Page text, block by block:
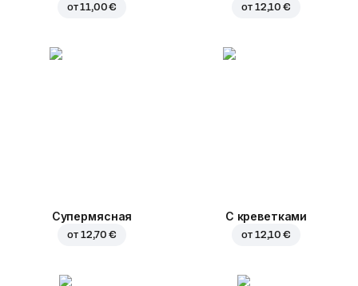
от11,00 € от 12,10 €
Супермясная
от 12,70 €
С креветками
от 12,10 €